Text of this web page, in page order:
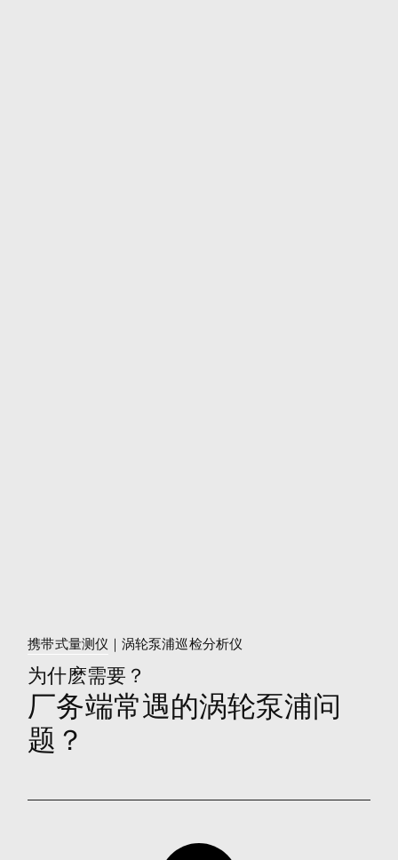
携带式量测仪 ｜涡轮泵浦巡检分析仪
为什麽需要？
厂务端常遇的涡轮泵浦问
题？